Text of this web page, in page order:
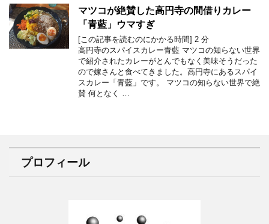
マツコが絶賛した高円寺の間借りカレー
「青藍」ウマすぎ
[この記事を読むのにかかる時間] 2 分
高円寺のスパイスカレー青藍 マツコの知らない世界
で紹介されたカレーがとんでもなく美味そうだった
ので嫁さんと食べてきました。高円寺にあるスパイ
スカレー「青藍」です。 マツコの知らない世界で絶
賛 何となく …
プロフィール